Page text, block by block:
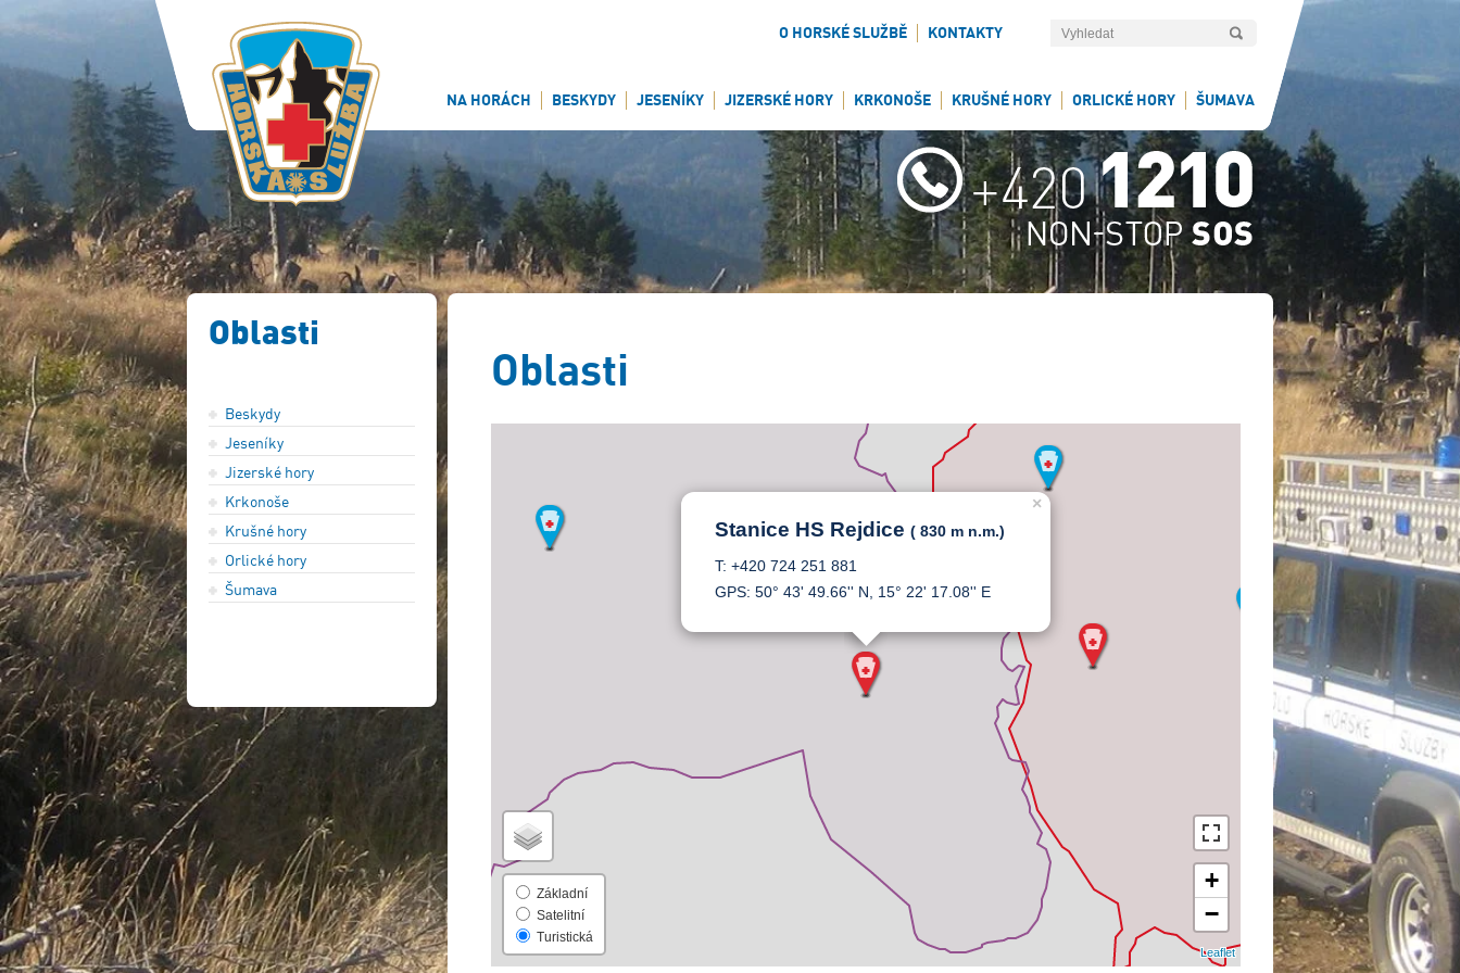
O HORSKÉ SLUŽBĚ KONTAKTY
NA HORÁCH BESKYDY JESENÍKY JIZERSKÉ HORY KRKONOŠE KRUŠNÉ HORY ORLICKÉ HORY ŠUMAVA
Oblasti
Beskydy
Jeseníky
Jizerské hory
Krkonoše
Krušné hory
Orlické hory
Šumava
Oblasti
Stanice HS Rejdice ( 830 m n.m.)
T: +420 724 251 881
GPS: 50° 43' 49.66'' N, 15° 22' 17.08'' E
×
Základní
Satelitní
Turistická
+
−
Leaflet